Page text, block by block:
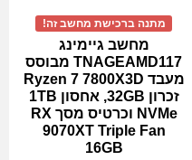
מתנה ברכישת מחשב זה!
מחשב גיימינג
TNAGEAMD117 מבוסס
מעבד Ryzen 7 7800X3D
זכרון 32GB, אחסון 1TB
NVMe וכרטיס מסך RX
9070XT Triple Fan
16GB